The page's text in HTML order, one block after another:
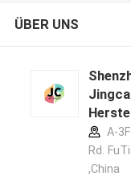
ÜBER UNS
A-
Rd.
,China